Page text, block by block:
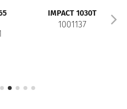
IMPACT 1030T
1001137